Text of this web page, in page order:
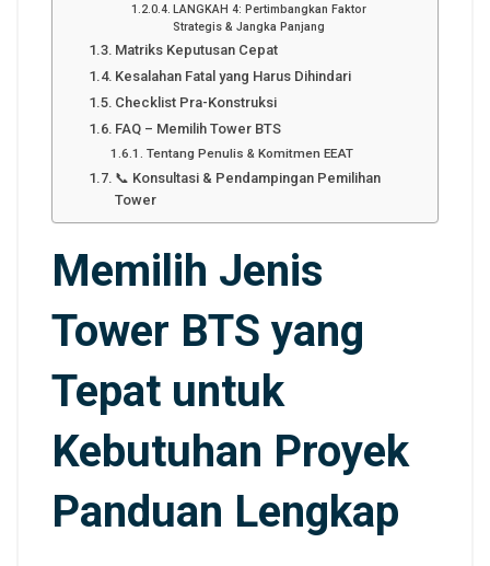
LANGKAH 4: Pertimbangkan Faktor
Strategis & Jangka Panjang
Matriks Keputusan Cepat
Kesalahan Fatal yang Harus Dihindari
Checklist Pra-Konstruksi
FAQ – Memilih Tower BTS
Tentang Penulis & Komitmen EEAT
📞 Konsultasi & Pendampingan Pemilihan
Tower
Memilih Jenis
Tower BTS yang
Tepat untuk
Kebutuhan Proyek
Panduan Lengkap